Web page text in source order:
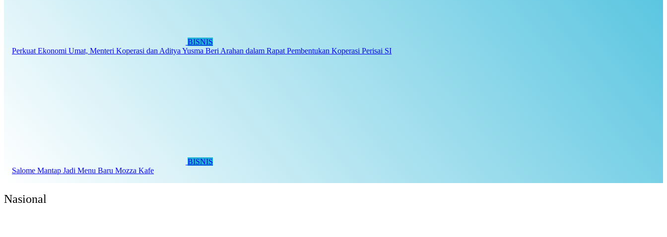
BISNIS
Perkuat Ekonomi Umat, Menteri Koperasi dan Aditya Yusma Beri Arahan dalam Rapat Pembentukan Koperasi Perisai SI
BISNIS
Salome Mantap Jadi Menu Baru Mozza Kafe
Nasional